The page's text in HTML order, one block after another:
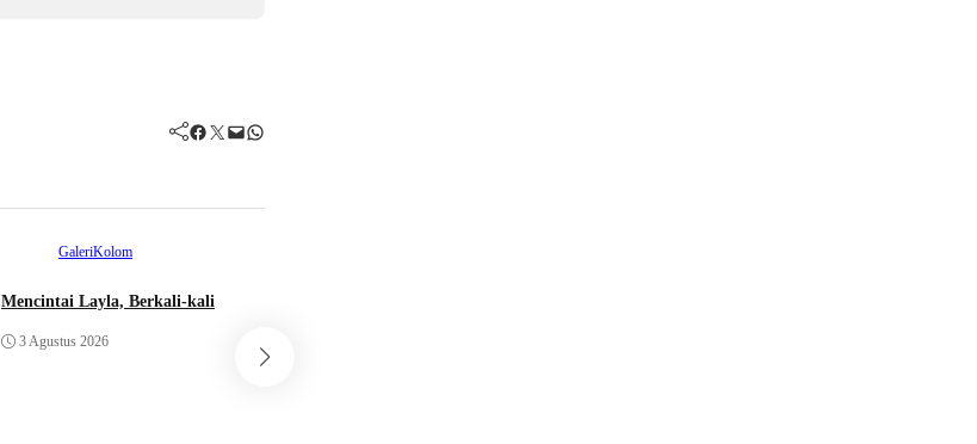
Facebook Twitter Mail WhatsApp
GaleriKolom
Mencintai Layla, Berkali-kali
3 Agustus 2026